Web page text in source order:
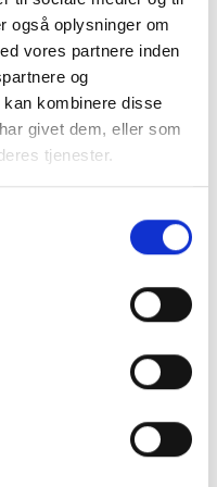
også oplysninger om
vores partnere inden
og
kombinere disse
givet dem, eller som
tjenester.
tilstrækkelig (73%).
er en kost, der
acceptabel. Dette
af, hvad der
i en ’bæredygtig kost’
en